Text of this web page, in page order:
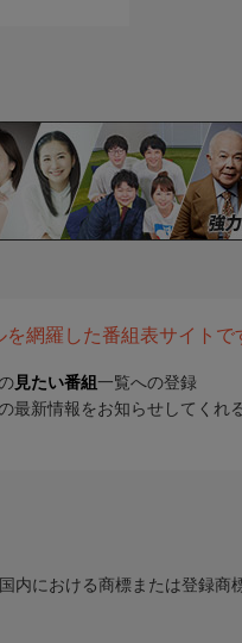
網羅した番組表サイトで
見たい番組 一覧への登録
最新情報をお知らせしてくれ
内における商標または登録商